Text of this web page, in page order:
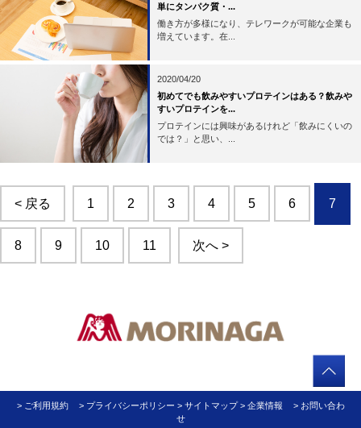
単にタンパク質・...
働き方が多様になり、テレワークが可能な企業も
増えています。在...
2020/04/20
初めてでも飲みやすいプロテインはある？飲みや
すいプロテインを...
プロテインには興味があるけれど「飲みにくいの
では？」と思い、...
< 戻る 1 2 3 4 5 6 7
8 9 10 11 次へ >
> ご利用規約 > プライバシーポリシー > サイトマップ > 企業情報
> お問い合わ
せ